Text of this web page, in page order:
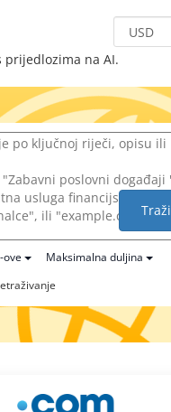
prijedlozima na AI.
Traži
ove
Maksimalna duljina